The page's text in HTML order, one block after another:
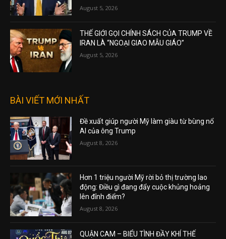
August 5, 2026
THẾ GIỚI GỌI CHÍNH SÁCH CỦA TRUMP VỀ
IRAN LÀ “NGOẠI GIAO MẪU GIÁO”
August 5, 2026
BÀI VIẾT MỚI NHẤT
Đề xuất giúp người Mỹ làm giàu từ bùng nổ
AI của ông Trump
August 8, 2026
Hơn 1 triệu người Mỹ rời bỏ thị trường lao
động: Điều gì đang đẩy cuộc khủng hoảng
lên đỉnh điểm?
August 8, 2026
QUẬN CAM – BIỂU TÌNH ĐẦY KHÍ THẾ